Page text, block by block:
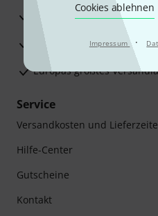
Cookies ablehnen
Impressum ·
Beratung durch
Zufriedenheitsgarantie
Europas größtes
Service
Versandkosten und
Hilfe-Center
Gutscheine
Kontakt